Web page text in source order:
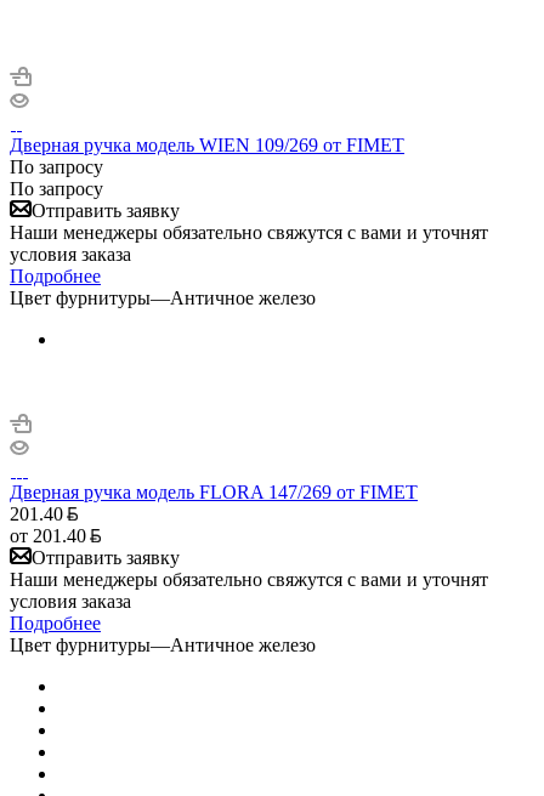
Дверная ручка модель WIEN 109/269 от FIMET
По запросу
По запросу
Отправить заявку
Наши менеджеры обязательно свяжутся с вами и уточнят
условия заказа
Подробнее
Цвет фурнитуры—Античное железо
Дверная ручка модель FLORA 147/269 от FIMET
201.40
от 201.40
Отправить заявку
Наши менеджеры обязательно свяжутся с вами и уточнят
условия заказа
Подробнее
Цвет фурнитуры—Античное железо